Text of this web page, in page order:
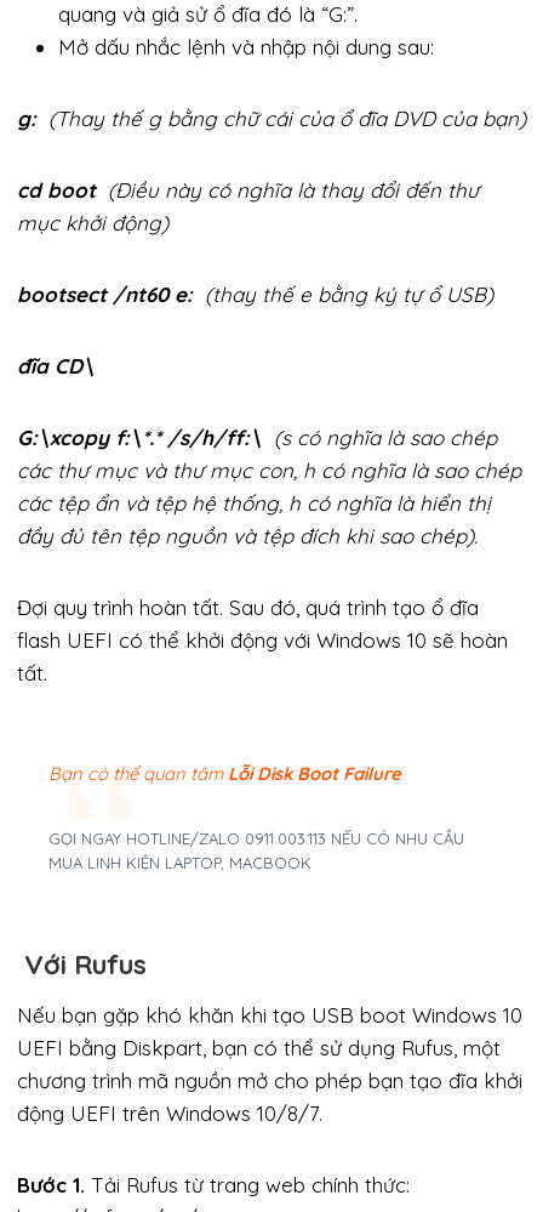
quang và giả sử ổ đĩa đó là “G:”.
Mở dấu nhắc lệnh và nhập nội dung sau:
g: (Thay thế g bằng chữ cái của ổ đĩa DVD của bạn)
cd boot (Điều này có nghĩa là thay đổi đến thư
mục khởi động)
bootsect /nt60 e: (thay thế e bằng ký tự ổ USB)
đĩa CD\
G:\xcopy f:\*.* /s/h/ff:\ (s có nghĩa là sao chép
các thư mục và thư mục con, h có nghĩa là sao chép
các tệp ẩn và tệp hệ thống, h có nghĩa là hiển thị
đầy đủ tên tệp nguồn và tệp đích khi sao chép).
Đợi quy trình hoàn tất. Sau đó, quá trình tạo ổ đĩa
flash UEFI có thể khởi động với Windows 10 sẽ hoàn
tất.
Bạn có thể quan tâm Lỗi Disk Boot Failure
GỌI NGAY HOTLINE/ZALO 0911.003.113 NẾU CÓ NHU CẦU
MUA LINH KIỆN LAPTOP, MACBOOK
Với Rufus
Nếu bạn gặp khó khăn khi tạo USB boot Windows 10
UEFI bằng Diskpart, bạn có thể sử dụng Rufus, một
chương trình mã nguồn mở cho phép bạn tạo đĩa khởi
động UEFI trên Windows 10/8/7.
Bước 1. Tải Rufus từ trang web chính thức: